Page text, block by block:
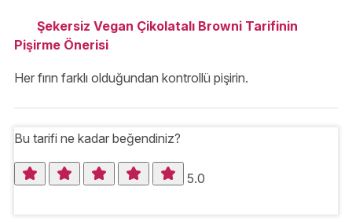
Şekersiz Vegan Çikolatalı Browni Tarifinin
Pişirme Önerisi
Her fırın farklı olduğundan kontrollü pişirin.
Bu tarifi ne kadar beğendiniz?
5.0